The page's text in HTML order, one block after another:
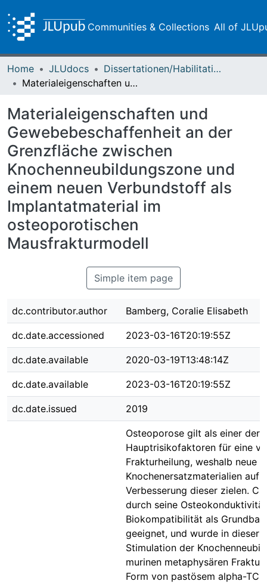
Communities & Collections All of
Home JLUdocs
Dissertationen/Habilitationen
Materialeigenschaften und Gewebebeschaffenheit an der Grenzfläche zwischen Knochenneubildungszone und einem neuen Verbundstoff als Implantatmaterial im osteoporotischen Mausfrakturmodell
Materialeigenschaften und
Gewebebeschaffenheit an der
Grenzfläche zwischen
Knochenneubildungszone und
einem neuen Verbundstoff als
Implantatmaterial im
osteoporotischen
Mausfrakturmodell
Simple item page
dc.contributor.author Bamberg, Coralie Elisabeth
dc.date.accessioned 2023-03-16T20:19:55Z
dc.date.available 2020-03-19T13:48:14Z
dc.date.available 2023-03-16T20:19:55Z
dc.date.issued 2019
Osteoporose gilt als einer der
Hauptrisikofaktoren für eine
Frakturheilung, weshalb neue
Knochenersatzmaterialien auf
Verbesserung dieser zielen.
durch seine
Biokompatibilität als
geeignet, und wurde in dieser
Stimulation der
murinen metaphysären
Form von pastösem alpha-